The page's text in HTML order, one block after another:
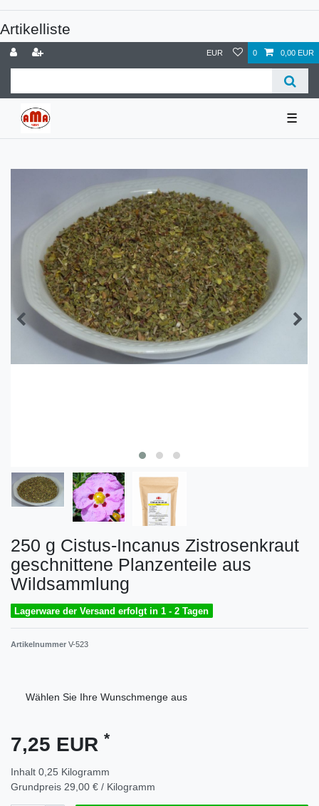
Artikelliste
EUR 0 0,00 EUR
☰
250 g Cistus-Incanus Zistrosenkraut
geschnittene Planzenteile aus
Wildsammlung
Lagerware der Versand erfolgt in 1 - 2 Tagen
Artikelnummer V-523
Wählen Sie Ihre Wunschmenge aus
7,25 EUR *
Inhalt 0,25 Kilogramm
Grundpreis 29,00 € / Kilogramm